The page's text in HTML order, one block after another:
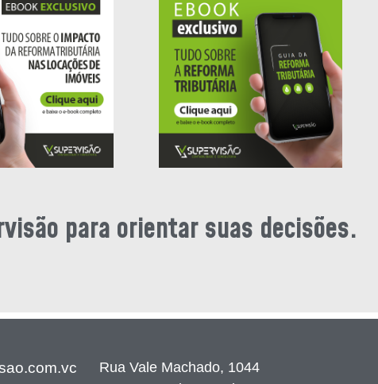
para orientar suas decisões.
Rua Vale Machado, 1044